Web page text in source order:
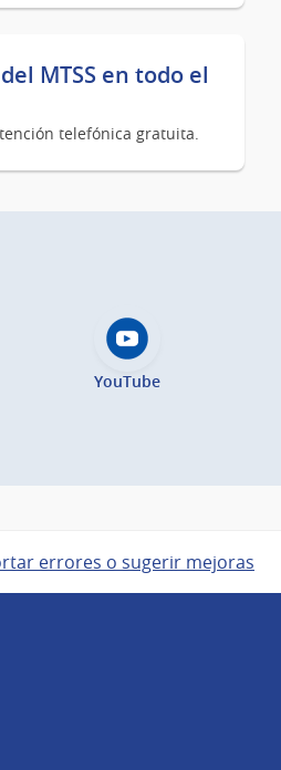
MTSS en todo el
telefónica gratuita.
YouTube
errores o sugerir mejoras